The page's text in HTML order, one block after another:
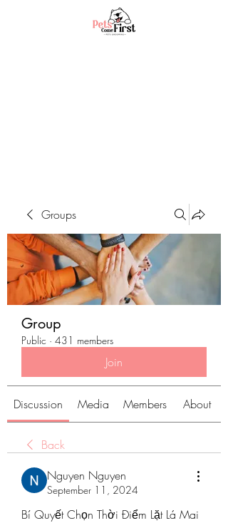
Groups
Group
Public · 431 members
Join
Discussion Media Members About
Back
Nguyen Nguyen
September 11, 2024
Bí Quyết Chọn Thời Điểm Lặt Lá Mai